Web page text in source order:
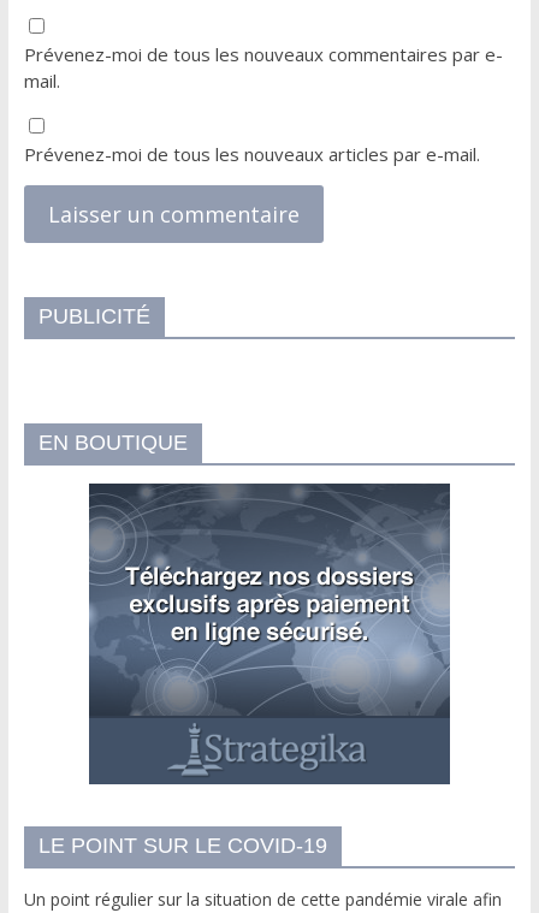
Prévenez-moi de tous les nouveaux commentaires par e-
mail.
Prévenez-moi de tous les nouveaux articles par e-mail.
PUBLICITÉ
EN BOUTIQUE
LE POINT SUR LE COVID-19
Un point régulier sur la situation de cette pandémie virale afin